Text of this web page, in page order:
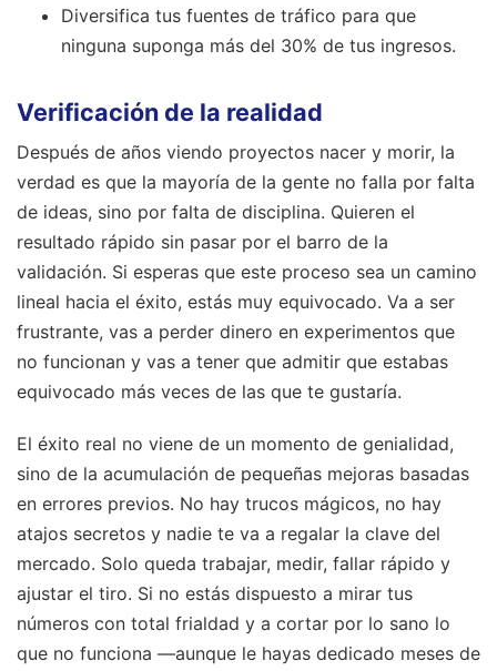
Diversifica tus fuentes de tráfico para que
ninguna suponga más del 30% de tus ingresos.
Verificación de la realidad
Después de años viendo proyectos nacer y morir, la
verdad es que la mayoría de la gente no falla por falta
de ideas, sino por falta de disciplina. Quieren el
resultado rápido sin pasar por el barro de la
validación. Si esperas que este proceso sea un camino
lineal hacia el éxito, estás muy equivocado. Va a ser
frustrante, vas a perder dinero en experimentos que
no funcionan y vas a tener que admitir que estabas
equivocado más veces de las que te gustaría.
El éxito real no viene de un momento de genialidad,
sino de la acumulación de pequeñas mejoras basadas
en errores previos. No hay trucos mágicos, no hay
atajos secretos y nadie te va a regalar la clave del
mercado. Solo queda trabajar, medir, fallar rápido y
ajustar el tiro. Si no estás dispuesto a mirar tus
números con total frialdad y a cortar por lo sano lo
que no funciona —aunque le hayas dedicado meses de